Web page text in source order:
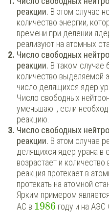
реакции. В этом случае
количество энергии,
времени при делении
реализуют на атомных
Число свободных
реакции. В таком случае
количество выделяемой
число делящихся ядер
Число свободных
уменьшают, если
реакцию.
Число свободных
реакции. В этом случае
делящихся ядер урана в
возрастает и
реакция протекает в
протекать на атомной
Ярким примером
АС в 1986 году и на